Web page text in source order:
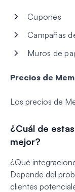
Cupones
Campañas
Muros de
Precios de
Los precios de
¿Cuál de
mejor?
¿Qué
Depende del
clientes